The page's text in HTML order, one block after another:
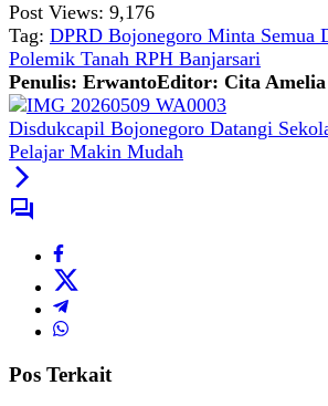
Post Views: 9,176
Tag: DPRD Bojonegoro Minta Semua
Polemik Tanah RPH Banjarsari
Penulis: ErwantoEditor: Cita Amelia
Disdukcapil Bojonegoro Datangi
Pelajar Makin Mudah
Pos Terkait